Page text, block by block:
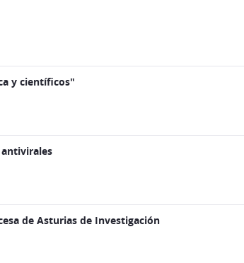
y científicos"
de Asturias de Investigación